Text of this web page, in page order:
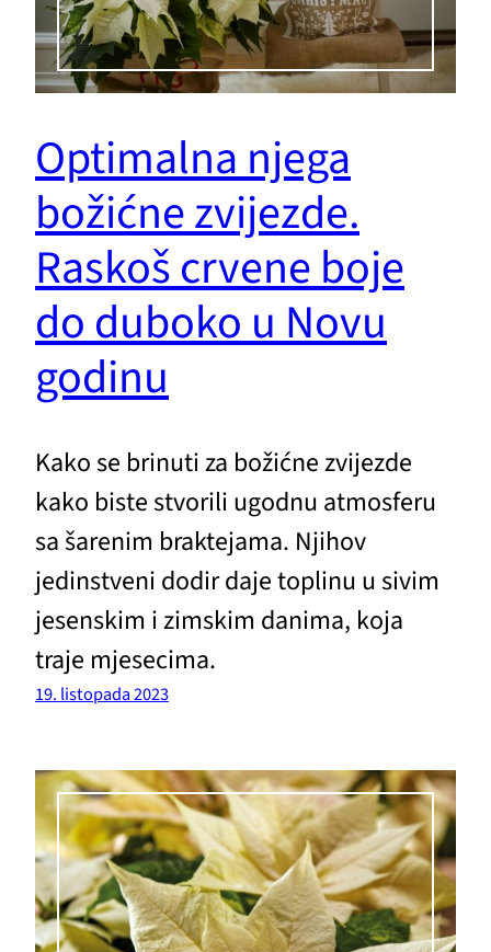
Optimalna njega
božićne zvijezde.
Raskoš crvene boje
do duboko u Novu
godinu
Kako se brinuti za božićne zvijezde
kako biste stvorili ugodnu atmosferu
sa šarenim braktejama. Njihov
jedinstveni dodir daje toplinu u sivim
jesenskim i zimskim danima, koja
traje mjesecima.
19. listopada 2023